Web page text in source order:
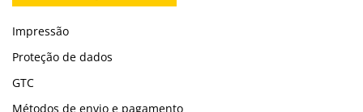
Impressão
Proteção de dados
GTC
Métodos de envio e pagamento